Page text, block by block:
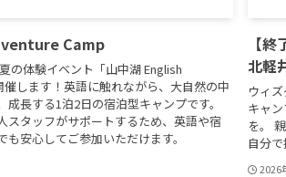
Camp
の体験イベント「山中湖 English
します！英語に触れながら、大自然の中
長する1泊2日の宿泊型キャンプです。
スタッフがサポートするため、英語や宿
安心してご参加いただけます。
【
北軽
ウィ
キャ
を。
自分で
2026